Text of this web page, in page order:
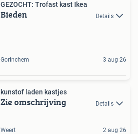
GEZOCHT: Trofast kast Ikea
Bieden Details
Gorinchem 3 aug 26
kunstof laden kastjes
Zie omschrijving Details
Weert 2 aug 26